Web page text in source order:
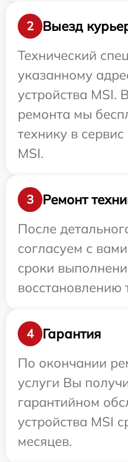
2
Выезд
Технический
указанному
устройства MSI.
ремонта мы
технику в
MSI.
3
Ремонт
После
согласуем с
сроки
восстановлению
4
Гарантия
По окончании
услуги Вы
гарантийном
устройства MSI
месяцев.